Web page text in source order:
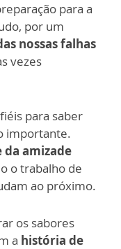
para a
por um
nossas falhas
vezes
para saber
importante.
da amizade
o trabalho de
ao próximo.
os sabores
a história de